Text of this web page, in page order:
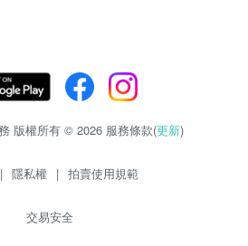
版權所有 © 2026 服務條款(更新)
| 隱私權 | 拍賣使用規範
交易安全